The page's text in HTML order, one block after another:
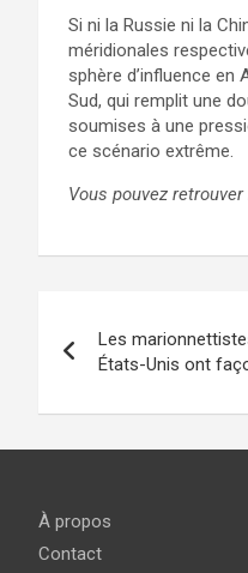
Si ni la Russie ni la
méridionales
sphère d’influence
Sud, qui remplit une
soumises à une
ce scénario extrême.
Vous pouvez
de
l’article
Les
États-Unis ont
À propos
Contact